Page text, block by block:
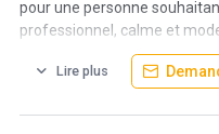
pour une personne
professionnel, calme et
fauteuil ergonomique, de
armoire de rangement, afin
Lire plus